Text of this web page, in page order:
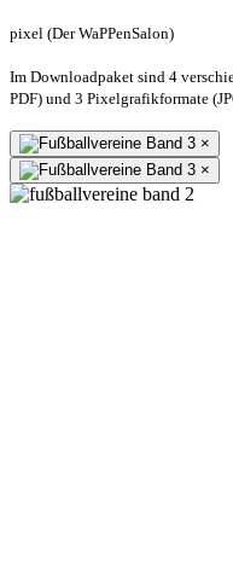
pixel (Der WaPPenSalon)
Im Downloadpaket sind 4
PDF) und 3 Pixelgrafikformate
×
×